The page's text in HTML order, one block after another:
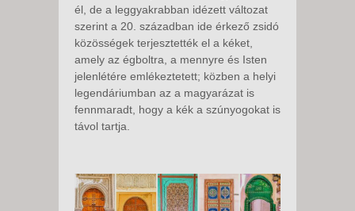
él, de a leggyakrabban idézett változat
szerint a 20. században ide érkező zsidó
közösségek terjesztették el a kéket,
amely az égboltra, a mennyre és Isten
jelenlétére emlékeztetett; közben a helyi
legendáriumban az a magyarázat is
fennmaradt, hogy a kék a szúnyogokat is
távol tartja.